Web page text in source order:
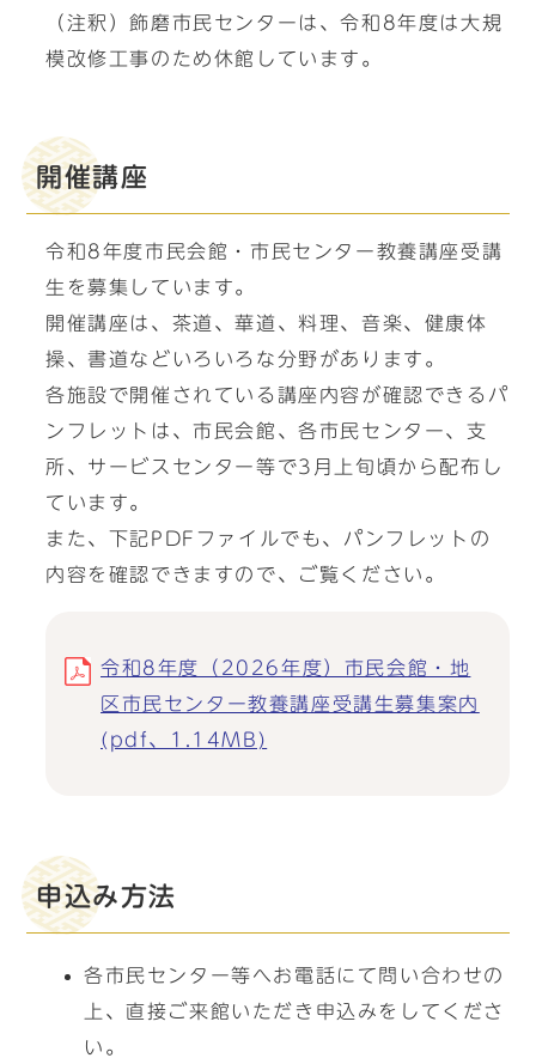
（注釈）飾磨市民センターは、令和8年度は大規
模改修工事のため休館しています。
開催講座
令和8年度市民会館・市民センター教養講座受講
生を募集しています。
開催講座は、茶道、華道、料理、音楽、健康体
操、書道などいろいろな分野があります。
各施設で開催されている講座内容が確認できるパ
ンフレットは、市民会館、各市民センター、支
所、サービスセンター等で3月上旬頃から配布し
ています。
また、下記PDFファイルでも、パンフレットの
内容を確認できますので、ご覧ください。
令和8年度（2026年度）市民会館・地
区市民センター教養講座受講生募集案内
(pdf、1.14MB)
申込み方法
各市民センター等へお電話にて問い合わせの
上、直接ご来館いただき申込みをしてくださ
い。